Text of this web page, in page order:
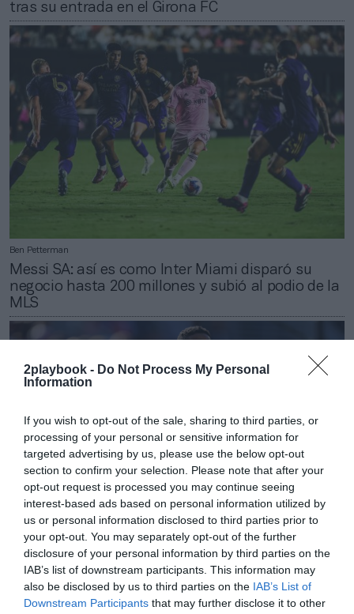
2playbook - Do Not Process My Personal
Information
If you wish to opt-out of the sale, sharing to third parties, or
processing of your personal or sensitive information for
targeted advertising by us, please use the below opt-out
section to confirm your selection. Please note that after your
opt-out request is processed you may continue seeing
interest-based ads based on personal information utilized by
us or personal information disclosed to third parties prior to
your opt-out. You may separately opt-out of the further
disclosure of your personal information by third parties on the
IAB’s list of downstream participants. This information may
also be disclosed by us to third parties on the IAB’s List of
Downstream Participants that may further disclose it to other
tras su entrada en el Girona FC
Ben Petterman
Messi SA: así es como Inter Miami disparó su
negocio hasta 200 millones y subió al podio de la
MLS
El FC Cincinnati entra en el fondo de la familia
fundadora de Adidas para invertir en ‘start ups’